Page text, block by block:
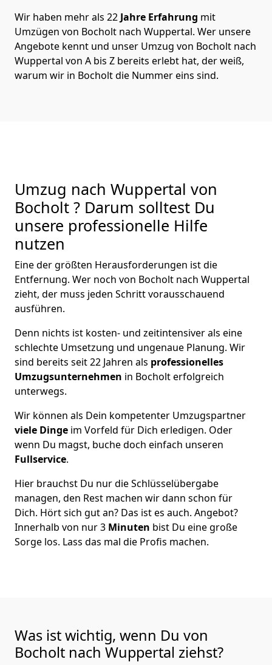
Wir haben mehr als 22 Jahre Erfahrung mit
Umzügen von Bocholt nach Wuppertal. Wer unsere
Angebote kennt und unser Umzug von Bocholt nach
Wuppertal von A bis Z bereits erlebt hat, der weiß,
warum wir in Bocholt die Nummer eins sind.
Umzug nach Wuppertal von
Bocholt ? Darum solltest Du
unsere professionelle Hilfe
nutzen
Eine der größten Herausforderungen ist die
Entfernung. Wer noch von Bocholt nach Wuppertal
zieht, der muss jeden Schritt vorausschauend
ausführen.
Denn nichts ist kosten- und zeitintensiver als eine
schlechte Umsetzung und ungenaue Planung. Wir
sind bereits seit 22 Jahren als professionelles
Umzugsunternehmen in Bocholt erfolgreich
unterwegs.
Wir können als Dein kompetenter Umzugspartner
viele Dinge im Vorfeld für Dich erledigen. Oder
wenn Du magst, buche doch einfach unseren
Fullservice.
Hier brauchst Du nur die Schlüsselübergabe
managen, den Rest machen wir dann schon für
Dich. Hört sich gut an? Das ist es auch. Angebot?
Innerhalb von nur 3 Minuten bist Du eine große
Sorge los. Lass das mal die Profis machen.
Was ist wichtig, wenn Du von
Bocholt nach Wuppertal ziehst?